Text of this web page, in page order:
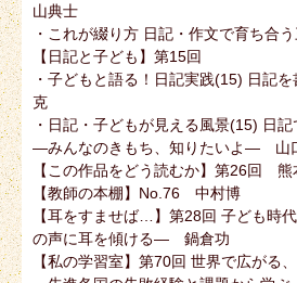
山典士
・これが綴り方 日記・作文で育ち合
【日記と子ども】第15回
・子どもと語る！日記実践(15) 日記
克
・日記・子どもが見える風景(15) 日
―みんなのきもち、知りたいよ― 山
【この作品をどう読むか】第26回
【教師の本棚】No.76 中村博
【耳をすませば…】第28回 子ども時
の声に耳を傾ける― 鍋倉功
【私の学習室】第70回 世界で広がる